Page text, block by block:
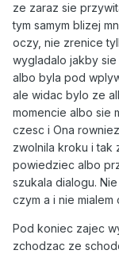
ze zaraz sie
tym samym blizej
oczy, nie zrenice
wygladalo jakby
albo byla pod
ale widac bylo ze
momencie albo sie
czesc i Ona
zwolnila kroku i tak
powiedziec albo
szukala dialogu.
czym a i nie
Pod koniec zajec
zchodzac ze